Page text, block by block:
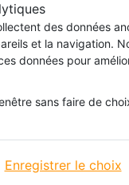
(LA)
EAN
des données
et la navigation.
données pour
sans faire de
Enregistrer le choix